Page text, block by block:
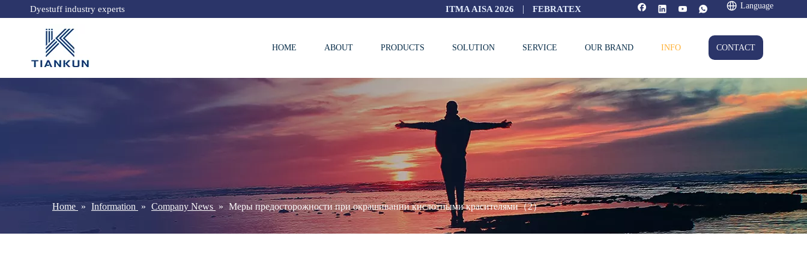
Dyestuff industry experts ITMA AISA 2026 | FEBRATEX Language
HOME ABOUT PRODUCTS SOLUTION SERVICE OUR BRAND INFO CONTACT
Home » Information » Company News » Меры предосторожности при окрашивании кислотными красителями（2）